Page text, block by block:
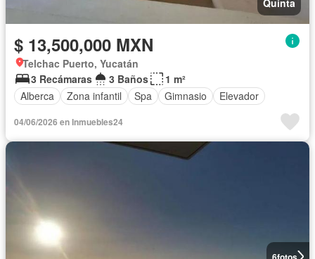
$ 13,500,000 MXN
Telchac Puerto, Yucatán
3 Recámaras
3 Baños
1 m²
Alberca
Zona infantil Spa Gimnasio Elevador
04/06/2026 en Inmuebles24